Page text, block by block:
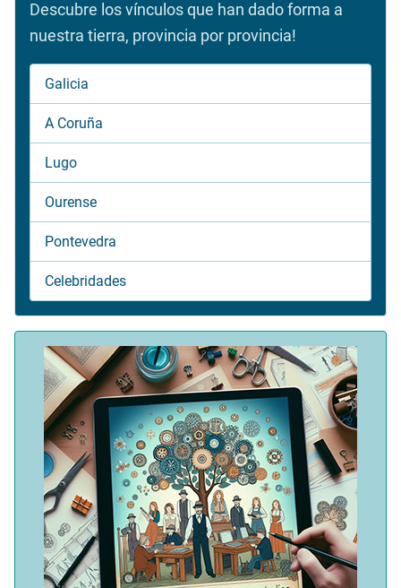
Descubre los vínculos que han dado forma a
nuestra tierra, provincia por provincia!
Galicia
A Coruña
Lugo
Ourense
Pontevedra
Celebridades